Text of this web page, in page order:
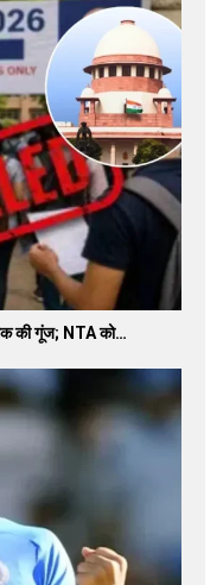
की गूंज; NTA को…